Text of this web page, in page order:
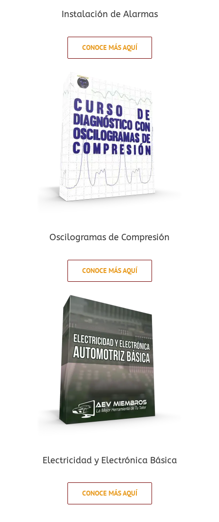
Instalación de Alarmas
CONOCE MÁS AQUÍ
Oscilogramas de Compresión
CONOCE MÁS AQUÍ
Electricidad y Electrónica Básica
CONOCE MÁS AQUÍ